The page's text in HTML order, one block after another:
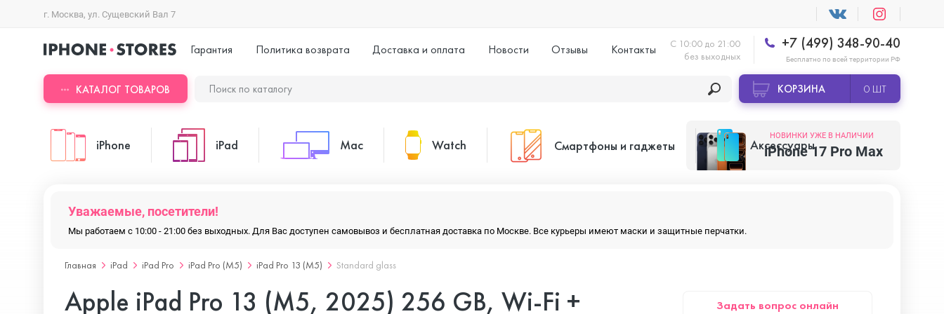
г. Москва, ул. Сущевский Вал 7
Гарантия Политика возврата Доставка и оплата Новости Отзывы Контакты
С 10:00 до 21:00
без выходных
+7 (499) 348-90-40
Бесплатно по всей территории РФ
КАТАЛОГ ТОВАРОВ КОРЗИНА 0 ШТ
iPhone
iPhone 17 Pro
iPad
iPad Air
Mac
MacBook Air
Watch Смартфоны и гаджеты Аксессуары
НОВИНКИ УЖЕ В НАЛИЧИИ
iPhone 17 Pro Max
Уважаемые, посетители!
Мы работаем с 10:00 - 21:00 без выходных. Для Вас доступен самовывоз и бесплатная доставка по Москве. Все курьеры имеют маски и защитные перчатки.
Главная iPad iPad Pro iPad Pro (M5) iPad Pro 13 (M5) Standard glass
Apple iPad Pro 13 (M5, 2025) 256 GB, Wi-Fi +
Задать вопрос онлайн